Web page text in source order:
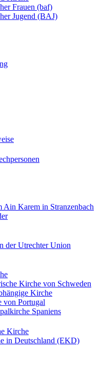
Frauen (baf)
Jugend (BAJ)
Ain Karem in Stranzenbach
der Utrechter Union
Kirche von Schweden
Kirche
von Portugal
Spaniens
Kirche
in Deutschland (EKD)